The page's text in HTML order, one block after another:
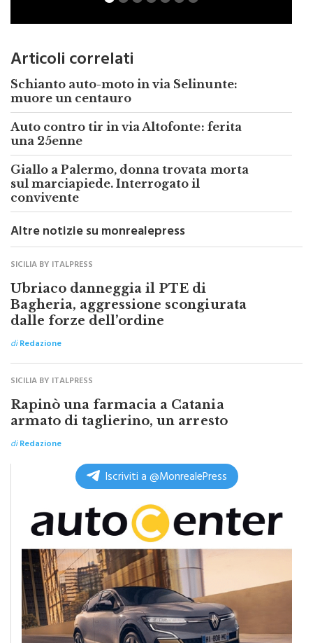
Articoli correlati
Schianto auto-moto in via Selinunte:
muore un centauro
Auto contro tir in via Altofonte: ferita
una 25enne
Giallo a Palermo, donna trovata morta
sul marciapiede. Interrogato il
convivente
Altre notizie su monrealepress
SICILIA BY ITALPRESS
Ubriaco danneggia il PTE di
Bagheria, aggressione scongiurata
dalle forze dell’ordine
diRedazione
SICILIA BY ITALPRESS
Rapinò una farmacia a Catania
armato di taglierino, un arresto
diRedazione
Iscriviti a @MonrealePress